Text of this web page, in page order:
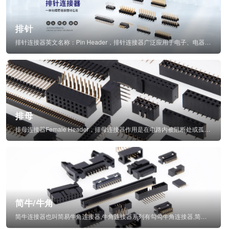
排针
排母
排母连接器Female Header，排母连接器作用是在电路内被阻断处或孤立不通...
简牛/牛角